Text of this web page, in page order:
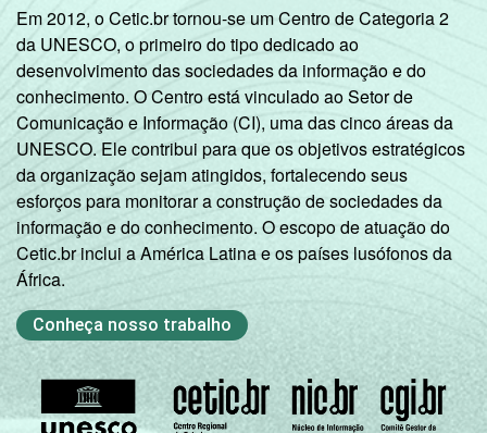
Em 2012, o Cetic.br tornou-se um Centro de Categoria 2
da UNESCO, o primeiro do tipo dedicado ao
desenvolvimento das sociedades da informação e do
conhecimento. O Centro está vinculado ao Setor de
Comunicação e Informação (CI), uma das cinco áreas da
UNESCO. Ele contribui para que os objetivos estratégicos
da organização sejam atingidos, fortalecendo seus
esforços para monitorar a construção de sociedades da
informação e do conhecimento. O escopo de atuação do
Cetic.br inclui a América Latina e os países lusófonos da
África.
Conheça nosso trabalho